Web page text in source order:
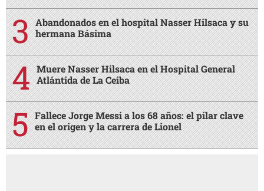
Abandonados en el hospital Nasser Hilsaca y su
hermana Básima
Muere Nasser Hilsaca en el Hospital General
Atlántida de La Ceiba
Fallece Jorge Messi a los 68 años: el pilar clave
en el origen y la carrera de Lionel